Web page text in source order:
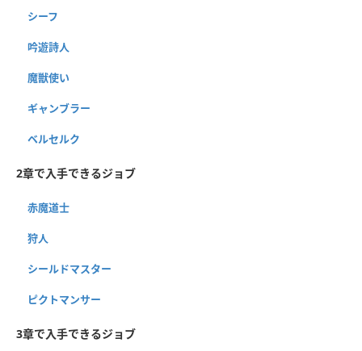
シーフ
吟遊詩人
魔獣使い
ギャンブラー
ベルセルク
2章で入手できるジョブ
赤魔道士
狩人
シールドマスター
ピクトマンサー
3章で入手できるジョブ